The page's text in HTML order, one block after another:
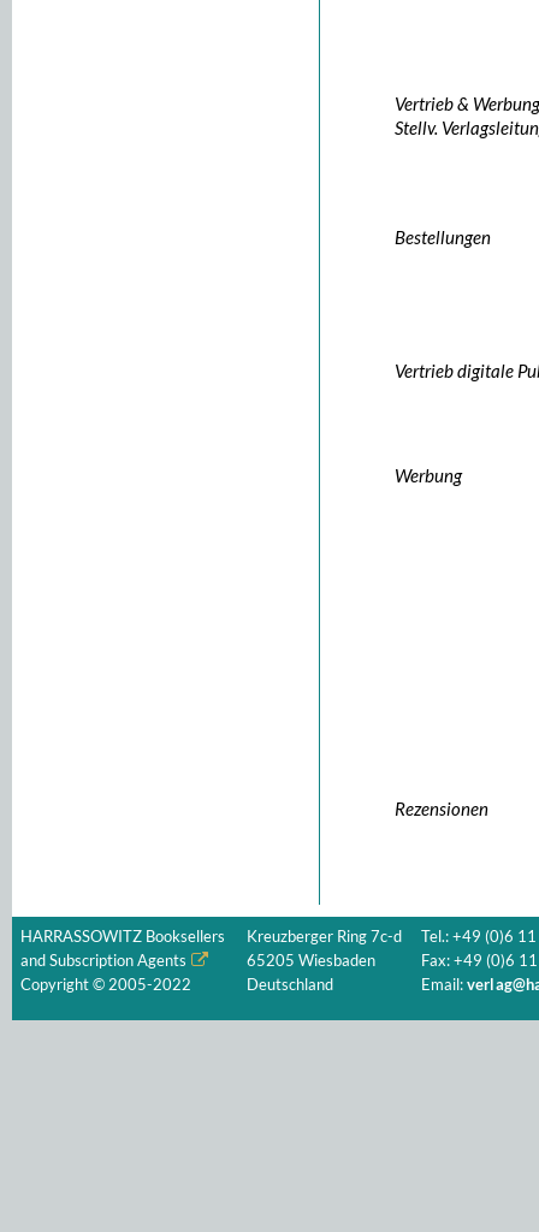
Vertrieb & Werbung
Stellv.
Bestellungen
Vertrieb digitale
Werbung
Rezensionen
HARRASSOWITZ Booksellers
and Subscription Agents
Copyright © 2005-2022
Kreuzberger Ring 7c-d
65205 Wiesbaden
Deutschland
Tel.: +49 (0)6
Fax: +49 (0)6
Email: